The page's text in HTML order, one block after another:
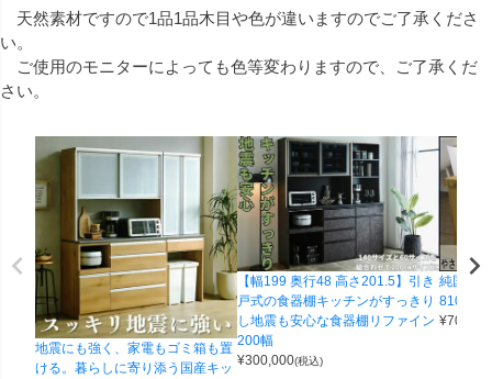
天然素材ですので1品1品木目や色が違いますのでご了承くださ
い。
ご使用のモニターによっても色等変わりますので、ご了承くだ
さい。
地震にも強く、家電もゴミ箱も置
ける。暮らしに寄り添う国産キッ
【幅199 奥行48 高さ201.5】引き
戸式の食器棚キッチンがすっきり
し地震も安心な食器棚リファイン
200幅
¥300,000(税込)
純国産
8100平
¥70,000